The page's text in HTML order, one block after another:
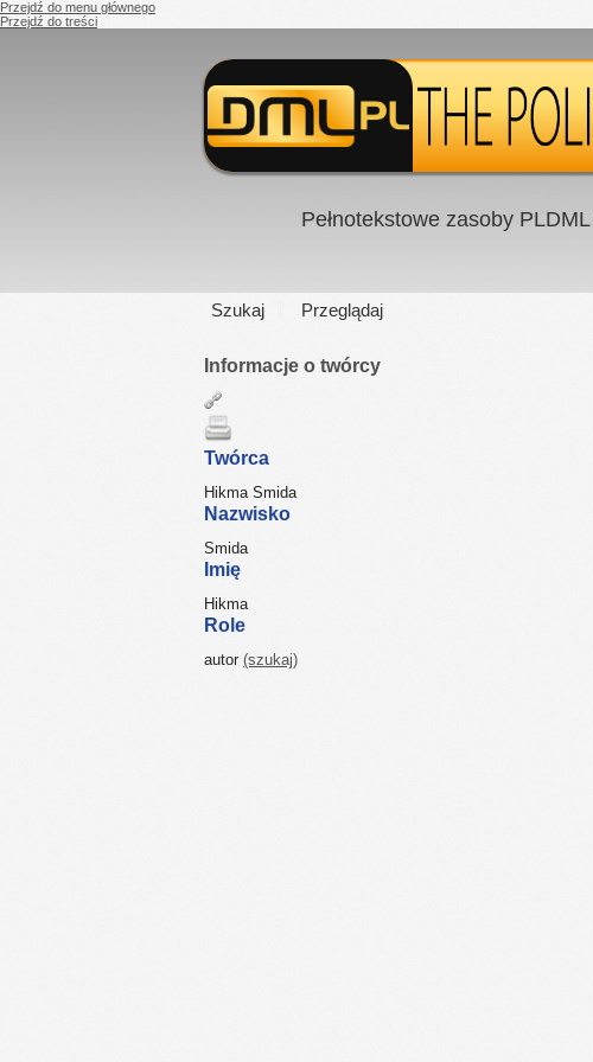
Przejdź do menu głównego
Przejdź do treści
Pełnotekstowe zasoby
Szukaj Przeglądaj
Informacje o twórcy
Twórca
Hikma Smida
Nazwisko
Smida
Imię
Hikma
Role
autor (szukaj)